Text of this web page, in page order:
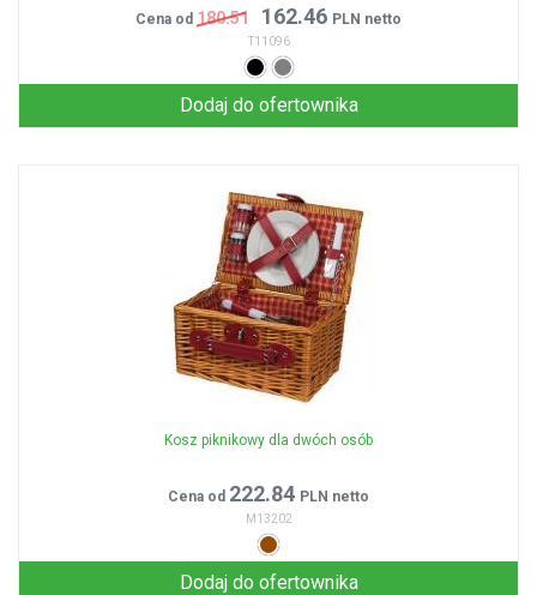
Cena od 180.51 162.46 PLN netto
T11096
Dodaj do ofertownika
Kosz piknikowy dla dwóch osób
Cena od 222.84 PLN netto
M13202
Dodaj do ofertownika